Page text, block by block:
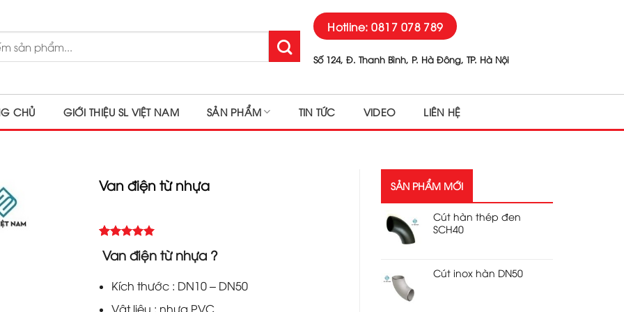
Hotline: 0817 078 789
Số 124, Đ. Thanh Bình, P. Hà Đông, TP. Hà Nội
CHỦ GIỚI THIỆU SL VIỆT NAM SẢN PHẨM TIN TỨC VIDEO LIÊN HỆ
Van điện từ nhựa
5.00
out of 5
customer
ratings
Van điện từ nhựa ?
Kích thước : DN10 – DN50
Vật liệu : nhựa PVC
SẢN PHẨM MỚI
Cút hàn thép đen
SCH40
Cút inox hàn DN50